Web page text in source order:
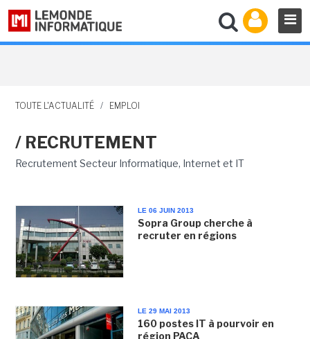
TOUTE L'ACTUALITÉ / EMPLOI
/ RECRUTEMENT
Recrutement Secteur Informatique, Internet et IT
LE 06 JUIN 2013
Sopra Group cherche à
recruter en régions
LE 29 MAI 2013
160 postes IT à pourvoir en
région PACA